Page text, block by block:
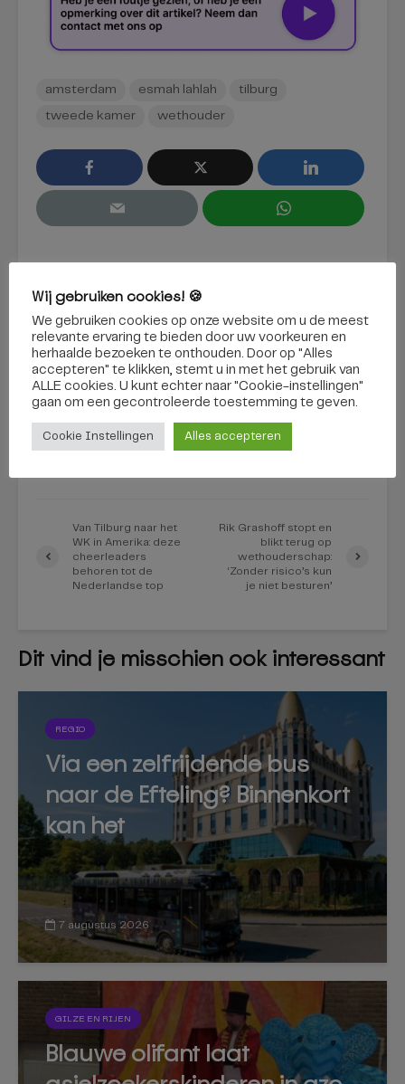
amsterdam esmah lahlah tilburg
tweede kamer wethouder
Manoek Lambregts
BEKIJK ALLES
Van Tilburg naar het
WK in Amerika: deze
cheerleaders
behoren tot de
Nederlandse top
Rik Grashoff stopt en
blikt terug op
wethouderschap:
‘Zonder risico’s kun
je niet besturen’
Dit vind je misschien ook interessant
REGIO
Via een zelfrijdende bus
naar de Efteling? Binnenkort
kan het
7 augustus 2026
GILZE EN RIJEN
Blauwe olifant laat
Wij gebruiken cookies! 🍪
We gebruiken cookies op onze website om u de meest
relevante ervaring te bieden door uw voorkeuren en
herhaalde bezoeken te onthouden. Door op "Alles
accepteren" te klikken, stemt u in met het gebruik van
ALLE cookies. U kunt echter naar "Cookie-instellingen"
gaan om een ​​gecontroleerde toestemming te geven.
Cookie Instellingen Alles accepteren